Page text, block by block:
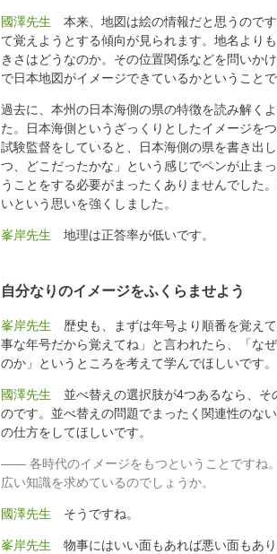
國澤先生 本来、地図は絵の情報だと思うので
て覚えようとする傾向が見られます。地名より
きさはどうなのか。その位置関係などを問いか
で日本地図がイメージできているかということで
過去に、本州の日本海側の県の特徴を読み解く
た。日本海側というざっくりとしたイメージを
試験監督をしていると、日本海側の県を書き出
つ、どこだったかな」という感じでペンが止ま
うことをする必要がまったくありませんでした
いという思いを強くしました。
峯岸先生 地理は正答率が低いです。
自分なりのイメージをふくらませよう
峯岸先生 歴史も、まずは年号より順番を覚え
事な年号だから覚えてね」と言われたら、「な
のか」というところを考えて学んでほしいです。
國澤先生 並べ替えの選択肢が4つあるなら、そ
のです。並べ替えの問題でまったく関連性のな
の仕方をしてほしいです。
各時代のイメージをもつということですね
広い知識を求めているのでしょうか。
國澤先生 そうですね。
峯岸先生 物事にはいい面もあれば悪い面もあ